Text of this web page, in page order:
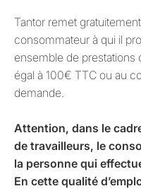
Tantor remet
consommateur à qui il
ensemble de prestations
égal à 100€ TTC ou au
demande.
Attention, dans le
de travailleurs, le
la personne qui
En cette qualité